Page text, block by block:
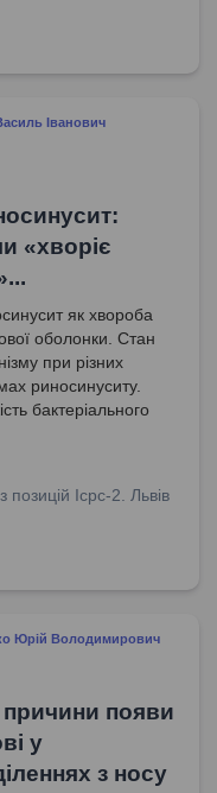
Особливості
Іванович
«хворіє
як хвороба
оболонки. Стан
при різних
риносинуситу.
бактеріального
риносинуситу.
позицій Icpc-2. Львів
Юрій Володимирович
причини появи
у
з носу